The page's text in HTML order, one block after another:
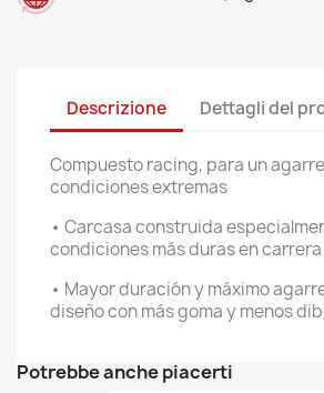
Descrizione Dettagli del
Compuesto racing, para un
condiciones extremas
• Carcasa construida
condiciones más duras en carrera
• Mayor duración y máximo
diseño con más goma y menos
Potrebbe anche piacerti